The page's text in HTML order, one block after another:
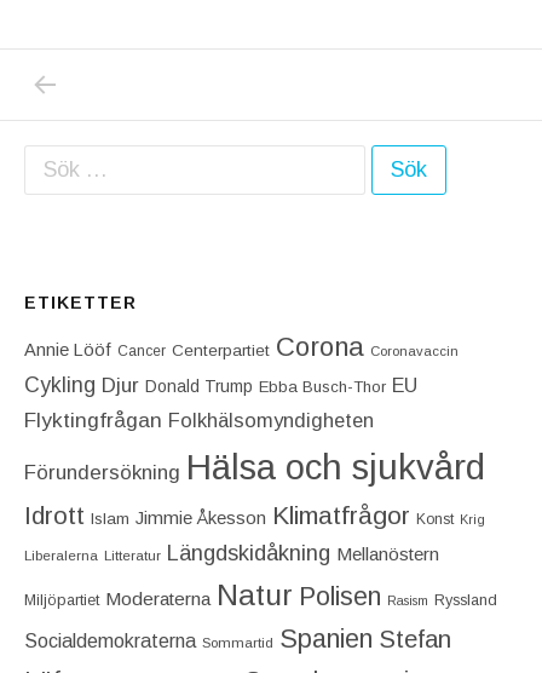
Inläggsnavigering
Sök efter:
ETIKETTER
Annie Lööf Cancer Centerpartiet‎ Corona Coronavaccin
Cykling Djur Donald Trump Ebba Busch-Thor EU
Flyktingfrågan Folkhälsomyndigheten
Förundersökning Hälsa och sjukvård
Idrott Islam Jimmie Åkesson Klimatfrågor Konst Krig
Liberalerna Litteratur Längdskidåkning Mellanöstern
Miljöpartiet Moderaterna Natur Polisen Rasism Ryssland
Socialdemokraterna Sommartid Spanien Stefan